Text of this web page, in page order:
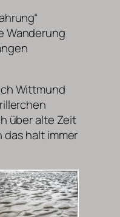
Wanderung
Wittmund
über alte Zeit
halt immer